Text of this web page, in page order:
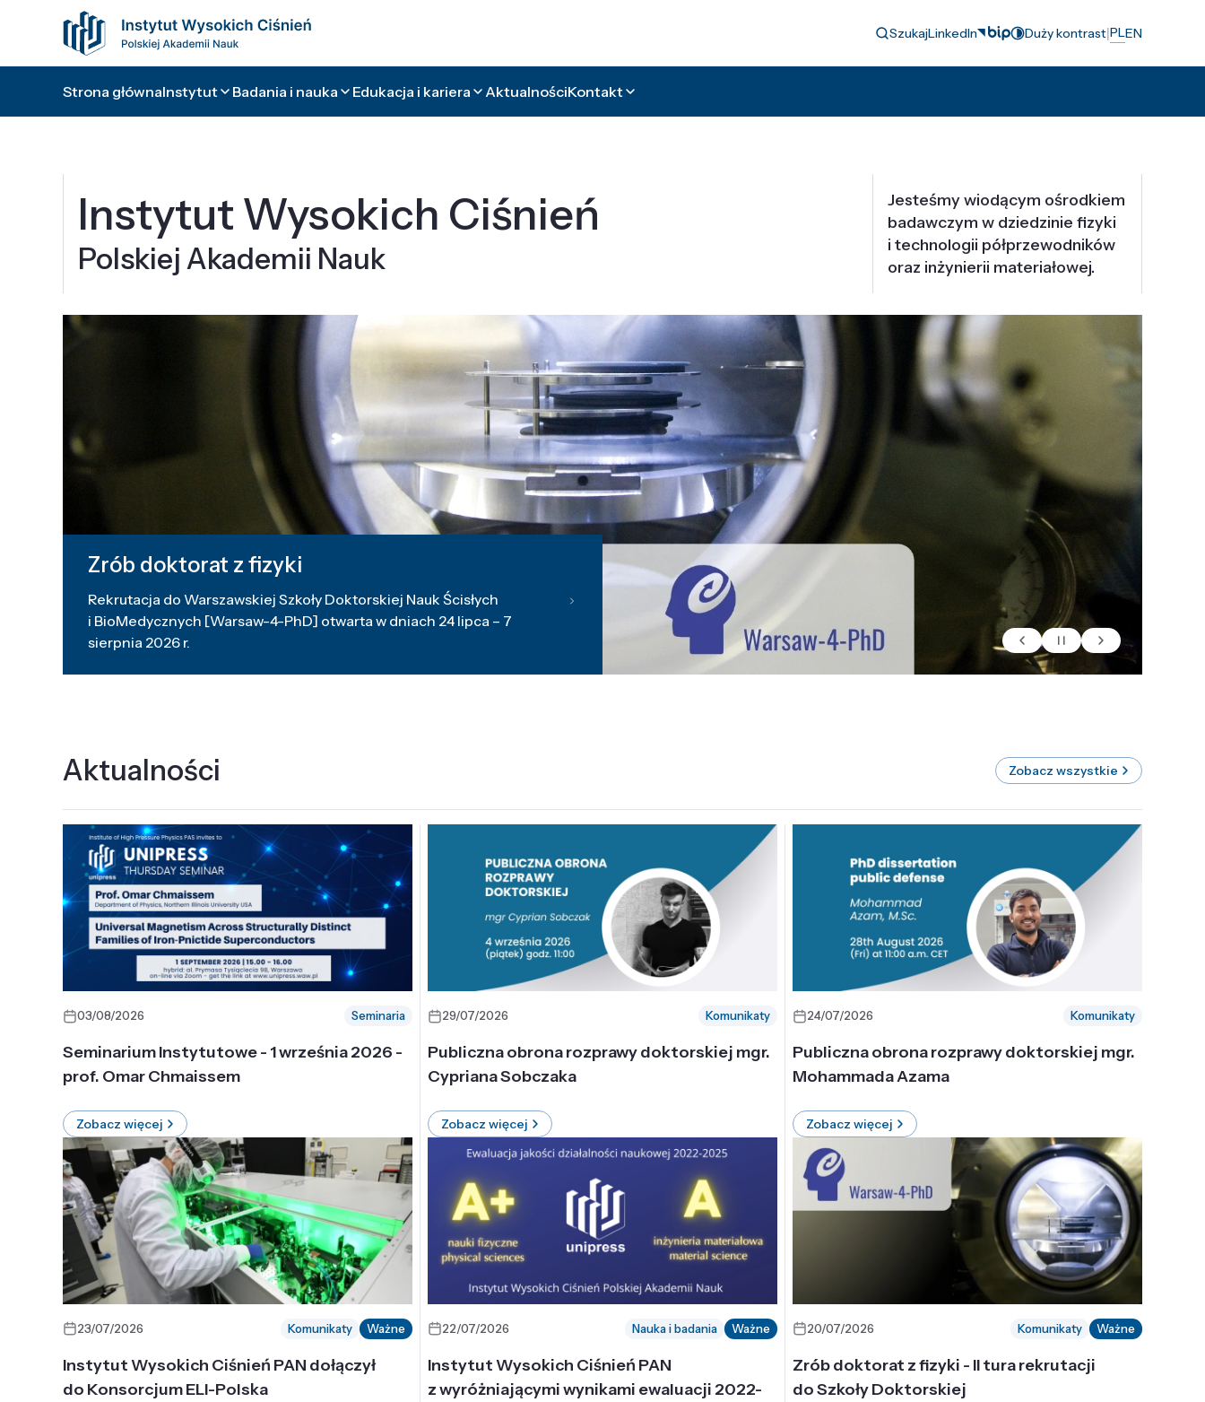
SzukajLinkedIn Duży kontrast|PLEN
Strona głównaInstytut Badania i nauka Edukacja i kariera AktualnościKontakt
Instytut Wysokich Ciśnień
Polskiej Akademii Nauk
Jesteśmy wiodącym ośrodkiem
badawczym w dziedzinie fizyki
i technologii półprzewodników
oraz inżynierii materiałowej.
Zrób doktorat z fizyki
Rekrutacja do Warszawskiej Szkoły Doktorskiej Nauk Ścisłych
i BioMedycznych [Warsaw-4-PhD] otwarta w dniach 24 lipca – 7
sierpnia 2026 r.
Aktualności Zobacz wszystkie
03/08/2026 Seminaria
Seminarium Instytutowe - 1 września 2026 -
prof. Omar Chmaissem
Zobacz więcej
29/07/2026 Komunikaty
Publiczna obrona rozprawy doktorskiej mgr.
Cypriana Sobczaka
Zobacz więcej
24/07/2026 Komunikaty
Publiczna obrona rozprawy doktorskiej mgr.
Mohammada Azama
Zobacz więcej
23/07/2026 Komunikaty Ważne
Instytut Wysokich Ciśnień PAN dołączył
do Konsorcjum ELI-Polska
22/07/2026 Nauka i badania Ważne
Instytut Wysokich Ciśnień PAN
z wyróżniającymi wynikami ewaluacji 2022-
20/07/2026 Komunikaty Ważne
Zrób doktorat z fizyki - II tura rekrutacji
do Szkoły Doktorskiej